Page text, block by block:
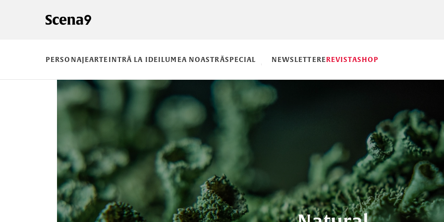
PERSONAJEARTEINTRĂ LA IDEILUMEA NOASTRĂSPECIAL NEWSLETTEREREVISTASHOP